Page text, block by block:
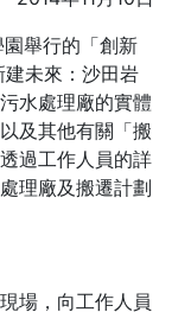
舉行的「創新
未來：沙田岩
水處理廠的實體
及其他有關「搬
過工作人員的詳
理廠及搬遷計劃